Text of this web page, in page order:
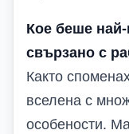
Кое беше
свързано с
Както
вселена с
особености.